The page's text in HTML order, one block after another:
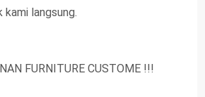
langsung.
FURNITURE CUSTOME !!!